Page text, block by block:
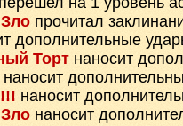
прочитал
дополнительные
Торт наносит
наносит
наносит
наносит